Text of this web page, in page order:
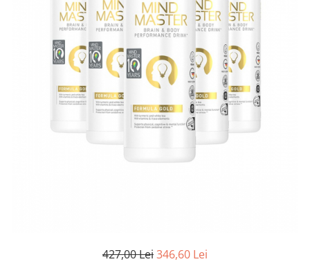
LR LIFETAKT Vital Care
LR ZEITGARD PRODUSE DE
ÎNFRUMUSEȚARE
LR ZEITGARD RACINE
LR ZEITGARD SEROX
LR ZEITGARD SISTEMUL ANTI-
ÎMBĂTRÂNIRE
LR ZEITGARD SISTEMUL DE
LR ZEITGARD ÎNGRIJIRE SPECIALĂ
ÎNGRIJIREA & CURĂŢAREA427,00 Lei346,60 Lei